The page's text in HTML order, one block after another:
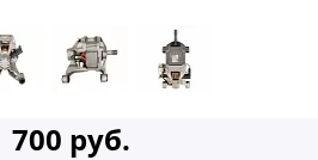
700 руб.